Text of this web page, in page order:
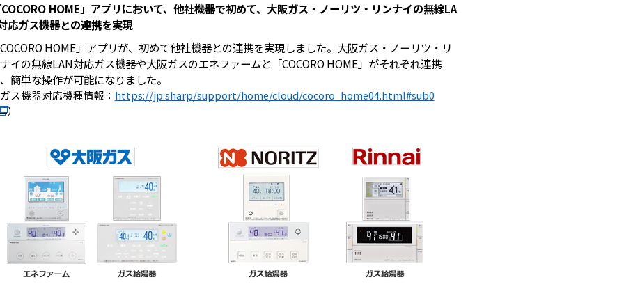
HOME」アプリにおいて、他社機器で初めて、大阪ガス・ノーリツ・リンナイの無線LA
応ガス機器との連携を実現
COCORO HOME」アプリが、初めて他社機器との連携を実現しました。大阪ガス・ノーリツ・リ
イの無線LAN対応ガス機器や大阪ガスのエネファームと「COCORO HOME」がそれぞれ連携
簡単な操作が可能になりました。
ガス機器対応機種情報： https://jp.sharp/support/home/cloud/cocoro_home04.html#sub0
）